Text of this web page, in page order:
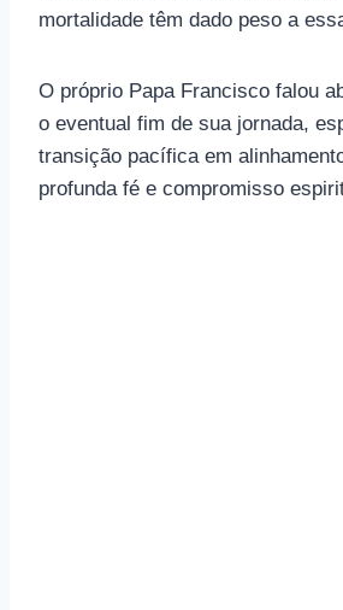
mortalidade têm dado peso a
O próprio Papa Francisco falou
o eventual fim de sua jornada,
transição pacífica em
profunda fé e compromisso